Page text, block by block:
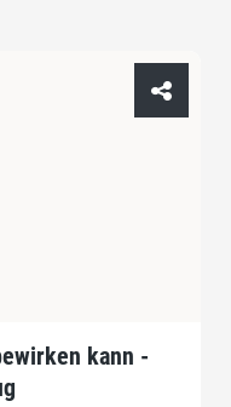
kann -